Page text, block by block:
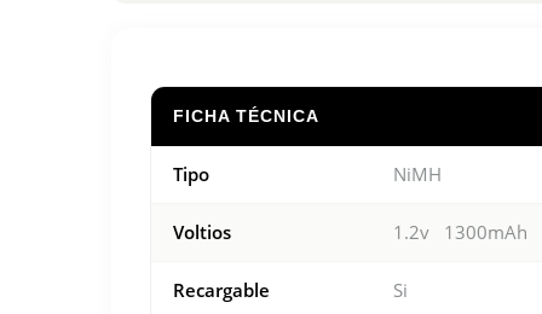
FICHA TÉCNICA
Tipo NiMH
Voltios 1.2v 1300mAh
Recargable Si